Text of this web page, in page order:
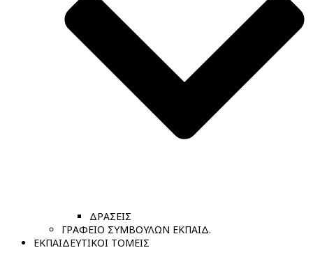
ΔΡΑΣΕΙΣ
ΓΡΑΦΕΙΟ ΣΥΜΒΟΥΛΩΝ ΕΚΠΑΙΔ.
ΕΚΠΑΙΔΕΥΤΙΚΟΙ ΤΟΜΕΙΣ